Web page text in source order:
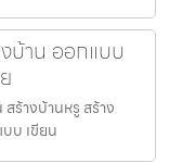
บ้าน ออกแบบ
ร้างบ้านหรู สร้าง
บ เขียน